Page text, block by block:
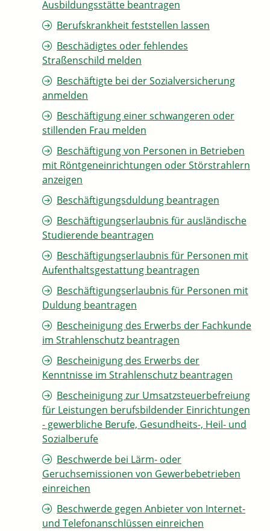
Ausbildungsstätte beantragen
Berufskrankheit feststellen lassen
Beschädigtes oder fehlendes
Straßenschild melden
Beschäftigte bei der Sozialversicherung
anmelden
Beschäftigung einer schwangeren oder
stillenden Frau melden
Beschäftigung von Personen in Betrieben
mit Röntgeneinrichtungen oder Störstrahlern
anzeigen
Beschäftigungsduldung beantragen
Beschäftigungserlaubnis für ausländische
Studierende beantragen
Beschäftigungserlaubnis für Personen mit
Aufenthaltsgestattung beantragen
Beschäftigungserlaubnis für Personen mit
Duldung beantragen
Bescheinigung des Erwerbs der Fachkunde
im Strahlenschutz beantragen
Bescheinigung des Erwerbs der
Kenntnisse im Strahlenschutz beantragen
Bescheinigung zur Umsatzsteuerbefreiung
für Leistungen berufsbildender Einrichtungen
- gewerbliche Berufe, Gesundheits-, Heil- und
Sozialberufe
Beschwerde bei Lärm- oder
Geruchsemissionen von Gewerbebetrieben
einreichen
Beschwerde gegen Anbieter von Internet-
und Telefonanschlüssen einreichen